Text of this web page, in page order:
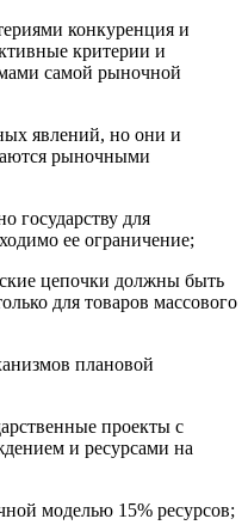
конкуренция и
критерии и
самой рыночной
явлений, но они и
рыночными
государству для
ее ограничение;
цепочки должны быть
для товаров массового
плановой
проекты с
и ресурсами на
моделью 15% ресурсов;